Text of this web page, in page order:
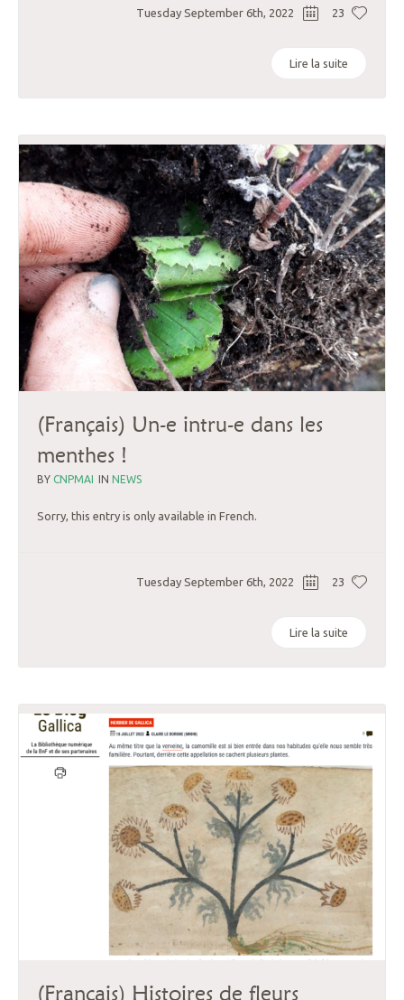
Tuesday September 6th, 2022 23
Lire la suite
(Français) Un-e intru-e dans les
menthes !
BYCNPMAI IN NEWS
Sorry, this entry is only available in French.
Tuesday September 6th, 2022 23
Lire la suite
(Français) Histoires de fleurs